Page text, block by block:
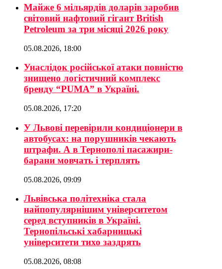
Майже 6 мільярдів доларів заробив
світовий нафтовий гігант British
Petroleum за три місяці 2026 року
05.08.2026, 18:00
Унаслідок російської атаки повністю
знищено логістичний комплекс
бренду “PUMA” в Україні.
05.08.2026, 17:20
У Львові перевірили кондиціонери в
автобусах: на порушників чекають
штрафи. А в Тернополі пасажири-
барани мовчать і терплять
05.08.2026, 09:09
Львівська політехніка стала
найпопулярнішим університетом
серед вступників в Україні.
Тернопільські хабарницькі
університети тихо заздрять
05.08.2026, 08:08